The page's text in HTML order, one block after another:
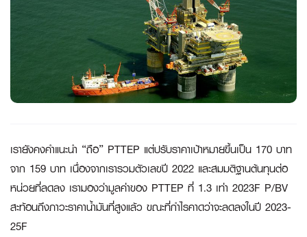
เรายังคงคำแนะนำ “ถือ” PTTEP แต่ปรับราคาเป้าหมายขึ้นเป็น 170 บาท
จาก 159 บาท เนื่องจากเรารวมตัวเลขปี 2022 และสมมติฐานต้นทุนต่อ
หน่วยที่ลดลง เรามองว่ามูลค่าของ PTTEP ที่ 1.3 เท่า 2023F P/BV
สะท้อนถึงภาวะราคาน้ำมันที่สูงแล้ว ขณะที่กำไรคาดว่าจะลดลงในปี 2023-
25F